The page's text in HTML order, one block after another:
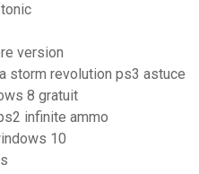
version
storm revolution ps3 astuce
8 gratuit
infinite ammo
10